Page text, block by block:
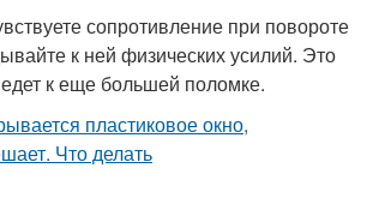
сопротивление при повороте
к ней физических усилий. Это
к еще большей поломке.